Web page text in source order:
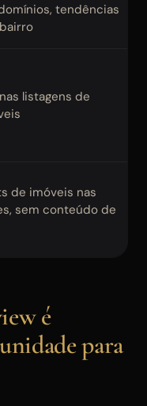
tendências
listagens de
de imóveis nas
sem conteúdo de
é
para